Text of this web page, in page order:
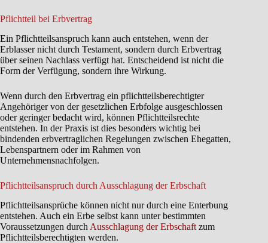
Pflichtteil bei Erbvertrag
Ein Pflichtteilsanspruch kann auch entstehen, wenn der
Erblasser nicht durch Testament, sondern durch Erbvertrag
über seinen Nachlass verfügt hat. Entscheidend ist nicht die
Form der Verfügung, sondern ihre Wirkung.
Wenn durch den Erbvertrag ein pflichtteilsberechtigter
Angehöriger von der gesetzlichen Erbfolge ausgeschlossen
oder geringer bedacht wird, können Pflichtteilsrechte
entstehen. In der Praxis ist dies besonders wichtig bei
bindenden erbvertraglichen Regelungen zwischen Ehegatten,
Lebenspartnern oder im Rahmen von
Unternehmensnachfolgen.
Pflichtteilsanspruch durch Ausschlagung der Erbschaft
Pflichtteilsansprüche können nicht nur durch eine Enterbung
entstehen. Auch ein Erbe selbst kann unter bestimmten
Voraussetzungen durch Ausschlagung der Erbschaft zum
Pflichtteilsberechtigten werden.